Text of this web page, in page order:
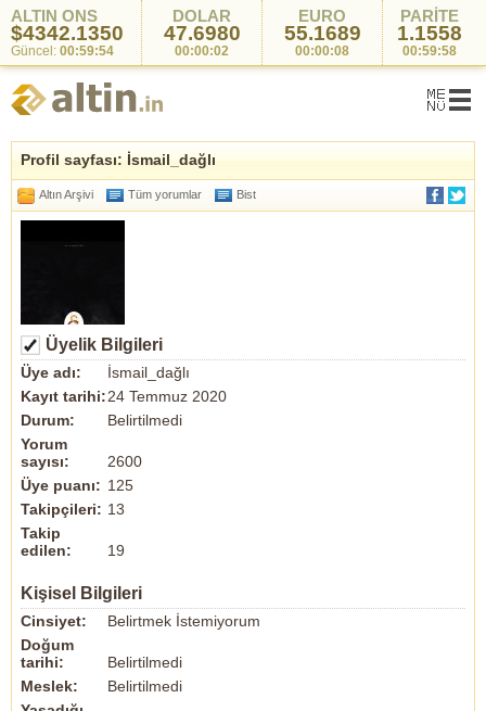
ALTIN ONS
$4342.1350
Güncel: 00:59:54
DOLAR
47.6980
00:00:02
EURO
55.1689
00:00:08
PARİTE
1.1558
00:59:58
Profil sayfası: İsmail_dağlı
Altın Arşivi Tüm yorumlar Bist
Üyelik Bilgileri
Üye adı:
İsmail_dağlı
Kayıt tarihi:24 Temmuz 2020
Durum:
Belirtilmedi
Yorum
sayısı:
2600
Üye puanı: 125
Takipçileri: 13
Takip
edilen:
19
Kişisel Bilgileri
Cinsiyet:
Belirtmek İstemiyorum
Doğum
tarihi:
Belirtilmedi
Meslek:
Belirtilmedi